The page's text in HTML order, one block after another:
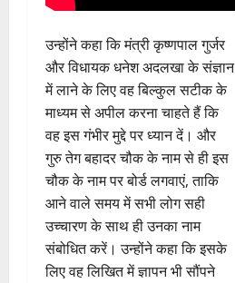
उन्होंने कहा कि मंत्री कृष्णपाल गुर्जर
और विधायक धनेश अदलखा के संज्ञान
में लाने के लिए वह बिल्कुल सटीक के
माध्यम से अपील करना चाहते हैं कि
वह इस गंभीर मुद्दे पर ध्यान दें। और
गुरु तेग बहादर चौक के नाम से ही इस
चौक के नाम पर बोर्ड लगवाएं, ताकि
आने वाले समय में सभी लोग सही
उच्चारण के साथ ही उनका नाम
संबोधित करें। उन्होंने कहा कि इसके
लिए वह लिखित में ज्ञापन भी सौंपने